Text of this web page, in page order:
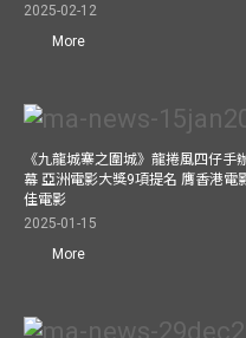
2025-02-12
More
《九龍城寨之圍城》龍捲風四仔手
幕 亞洲電影大獎9項提名 膺香港電
佳電影
2025-01-15
More